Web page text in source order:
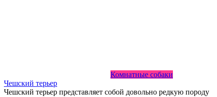
Комнатные собаки
Чешский терьер
Чешский терьер представляет собой довольно редкую породу